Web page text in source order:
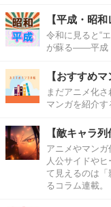
【平成・昭
令和に見ると“
が蘇る――平成
【おすすめマ
まだアニメ化
マンガを紹介す
【敵キャラ
アニメやマン
人公サイドや
て見えるのは「
るコラム連載。